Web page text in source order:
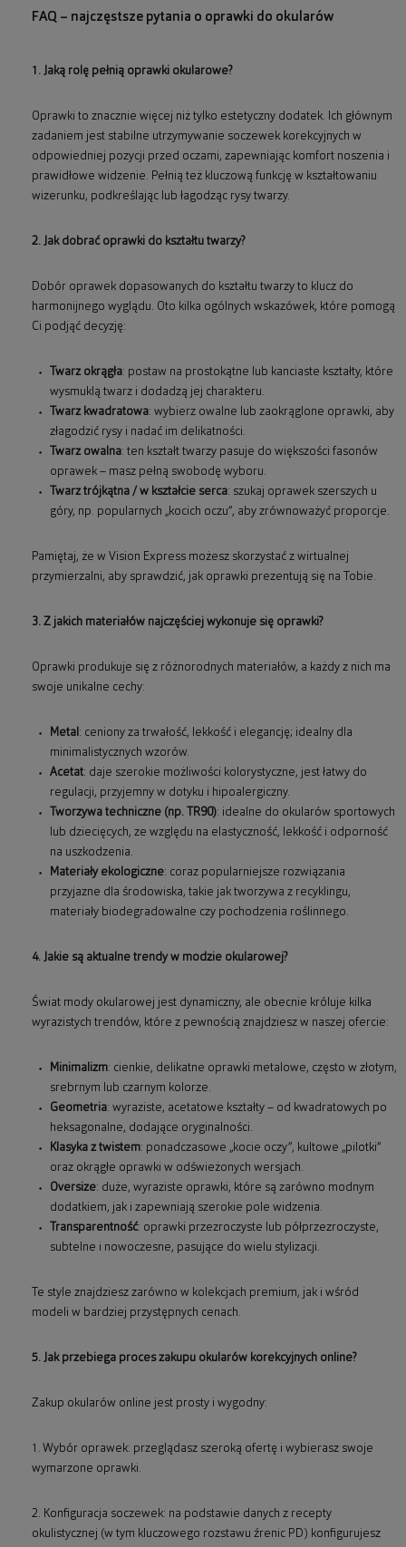
FAQ – najczęstsze pytania o oprawki do okularów
1. Jaką rolę pełnią oprawki okularowe?
Oprawki to znacznie więcej niż tylko estetyczny dodatek. Ich głównym
zadaniem jest stabilne utrzymywanie soczewek korekcyjnych w
odpowiedniej pozycji przed oczami, zapewniając komfort noszenia i
prawidłowe widzenie. Pełnią też kluczową funkcję w kształtowaniu
wizerunku, podkreślając lub łagodząc rysy twarzy.
2. Jak dobrać oprawki do kształtu twarzy?
Dobór oprawek dopasowanych do kształtu twarzy to klucz do
harmonijnego wyglądu. Oto kilka ogólnych wskazówek, które pomogą
Ci podjąć decyzję:
Twarz okrągła: postaw na prostokątne lub kanciaste kształty, które
wysmuklą twarz i dodadzą jej charakteru.
Twarz kwadratowa: wybierz owalne lub zaokrąglone oprawki, aby
złagodzić rysy i nadać im delikatności.
Twarz owalna: ten kształt twarzy pasuje do większości fasonów
oprawek – masz pełną swobodę wyboru.
Twarz trójkątna / w kształcie serca: szukaj oprawek szerszych u
góry, np. popularnych „kocich oczu”, aby zrównoważyć proporcje.
Pamiętaj, że w Vision Express możesz skorzystać z wirtualnej
przymierzalni, aby sprawdzić, jak oprawki prezentują się na Tobie.
3. Z jakich materiałów najczęściej wykonuje się oprawki?
Oprawki produkuje się z różnorodnych materiałów, a każdy z nich ma
swoje unikalne cechy:
Metal : ceniony za trwałość, lekkość i elegancję; idealny dla
minimalistycznych wzorów.
Acetat: daje szerokie możliwości kolorystyczne, jest łatwy do
regulacji, przyjemny w dotyku i hipoalergiczny.
Tworzywa techniczne (np. TR90): idealne do okularów sportowych
lub dziecięcych, ze względu na elastyczność, lekkość i odporność
na uszkodzenia.
Materiały ekologiczne: coraz popularniejsze rozwiązania
przyjazne dla środowiska, takie jak tworzywa z recyklingu,
materiały biodegradowalne czy pochodzenia roślinnego.
4. Jakie są aktualne trendy w modzie okularowej?
Świat mody okularowej jest dynamiczny, ale obecnie króluje kilka
wyrazistych trendów, które z pewnością znajdziesz w naszej ofercie:
Minimalizm: cienkie, delikatne oprawki metalowe, często w złotym,
srebrnym lub czarnym kolorze.
Geometria: wyraziste, acetatowe kształty – od kwadratowych po
heksagonalne, dodające oryginalności.
Klasyka z twistem: ponadczasowe „kocie oczy”, kultowe „pilotki”
oraz okrągłe oprawki w odświeżonych wersjach.
Oversize: duże, wyraziste oprawki, które są zarówno modnym
dodatkiem, jak i zapewniają szerokie pole widzenia.
Transparentność: oprawki przezroczyste lub półprzezroczyste,
subtelne i nowoczesne, pasujące do wielu stylizacji.
Te style znajdziesz zarówno w kolekcjach premium, jak i wśród
modeli w bardziej przystępnych cenach.
5. Jak przebiega proces zakupu okularów korekcyjnych online?
Zakup okularów online jest prosty i wygodny:
1. Wybór oprawek: przeglądasz szeroką ofertę i wybierasz swoje
wymarzone oprawki.
2. Konfiguracja soczewek: na podstawie danych z recepty
okulistycznej (w tym kluczowego rozstawu źrenic PD) konfigurujesz